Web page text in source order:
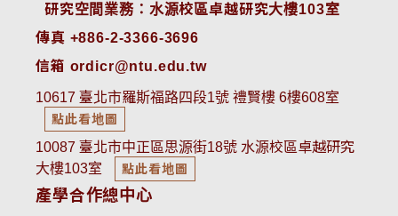
研究空間業務：水源校區卓越研究大樓103室
傳真 +886-2-3366-3696
信箱 ordicr@ntu.edu.tw
10617 臺北市羅斯福路四段1號 禮賢樓 6樓608室
點此看地圖
10087 臺北市中正區思源街18號 水源校區卓越研究
大樓103室
點此看地圖
產學合作總中心